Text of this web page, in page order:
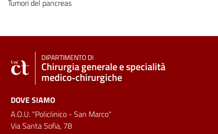
Tumori del pancreas
DIPARTIMENTO DI
Chirurgia generale e specialità
medico‑chirurgiche
DOVE SIAMO
A.O.U. "Policlinico - San Marco"
Via Santa Sofia, 78